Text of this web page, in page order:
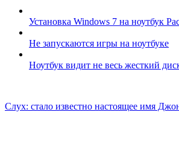
Установка Windows 7 на ноутбук
Не запускаются игры на ноутбуке
Ноутбук видит не весь жесткий
Слух: стало известно настоящее имя